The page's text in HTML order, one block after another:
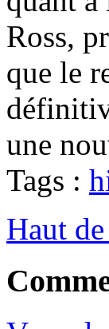
Ross,
que le
une
Tags :
Haut